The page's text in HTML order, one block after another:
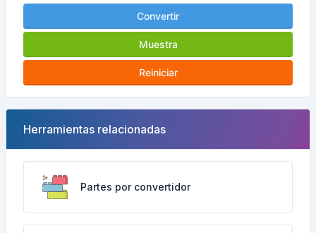
Convertir
Muestra
Reiniciar
Herramientas relacionadas
Partes por convertidor